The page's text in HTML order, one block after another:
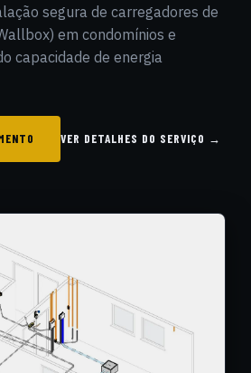
segura de carregadores de
em condomínios e
capacidade de energia
VER DETALHES DO SERVIÇO →